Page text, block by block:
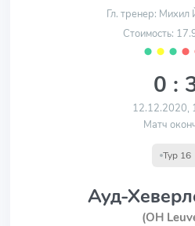
Гл. тренер: Михил
Стоимость:
⬤ ⬤ ⬤ ⬤
0 :
12.12.2020,
Матч
Тур 16
Ауд-
(OH